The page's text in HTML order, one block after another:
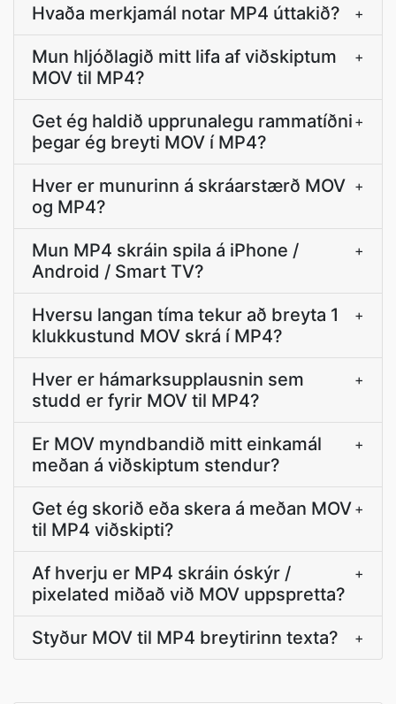
Hvaða merkjamál notar MP4 úttakið? +
Mun hljóðlagið mitt lifa af viðskiptum
MOV til MP4?
+
Get ég haldið upprunalegu rammatíðni
þegar ég breyti MOV í MP4?
+
Hver er munurinn á skráarstærð MOV
og MP4?
+
Mun MP4 skráin spila á iPhone /
Android / Smart TV?
+
Hversu langan tíma tekur að breyta 1
klukkustund MOV skrá í MP4?
+
Hver er hámarksupplausnin sem
studd er fyrir MOV til MP4?
+
Er MOV myndbandið mitt einkamál
meðan á viðskiptum stendur?
+
Get ég skorið eða skera á meðan MOV
til MP4 viðskipti?
+
Af hverju er MP4 skráin óskýr /
pixelated miðað við MOV uppspretta?
+
Styður MOV til MP4 breytirinn texta? +